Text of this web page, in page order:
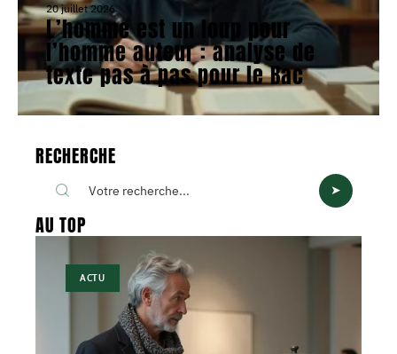
20 juillet 2026
L’homme est un loup pour
l’homme auteur : analyse de
texte pas à pas pour le Bac
RECHERCHE
AU TOP
ACTU